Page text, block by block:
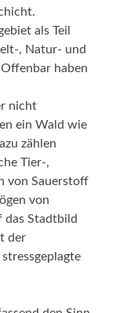
als Teil
, Natur- und
haben
nicht
ein Wald wie
zählen
Tier-,
von Sauerstoff
von
das Stadtbild
der